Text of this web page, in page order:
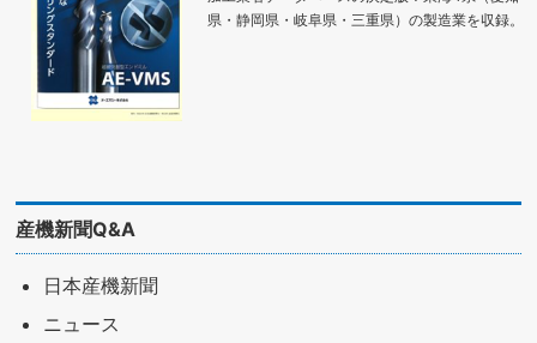
県・静岡県・岐阜県・三重県）の製造業を収録。
産機新聞Q&A
日本産機新聞
ニュース